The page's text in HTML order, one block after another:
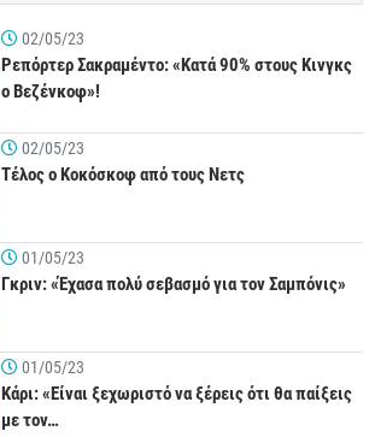
02/05/23
Ρεπόρτερ Σακραμέντο: «Κατά 90% στους Κινγκς
ο Βεζένκοφ»!
02/05/23
Τέλος ο Κοκόσκοφ από τους Νετς
01/05/23
Γκριν: «Έχασα πολύ σεβασμό για τον Σαμπόνις»
01/05/23
Κάρι: «Είναι ξεχωριστό να ξέρεις ότι θα παίξεις
με τον…